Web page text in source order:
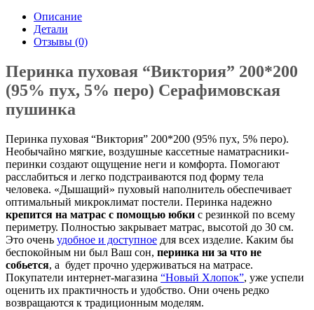
Описание
Детали
Отзывы (0)
Перинка пуховая “Виктория” 200*200
(95% пух, 5% перо) Серафимовская
пушинка
Перинка пуховая “Виктория” 200*200 (95% пух, 5% перо).
Необычайно мягкие, воздушные кассетные наматрасники-
перинки создают ощущение неги и комфорта. Помогают
расслабиться и легко подстраиваются под форму тела
человека. «Дышащий» пуховый наполнитель обеспечивает
оптимальный микроклимат постели. Перинка надежно
крепится на матрас с помощью юбки с резинкой по всему
периметру. Полностью закрывает матрас, высотой до 30 см.
Это очень удобное и доступное для всех изделие. Каким бы
беспокойным ни был Ваш сон, перинка ни за что не
собьется, а будет прочно удерживаться на матрасе.
Покупатели интернет-магазина “Новый Хлопок”, уже успели
оценить их практичность и удобство. Они очень редко
возвращаются к традиционным моделям.